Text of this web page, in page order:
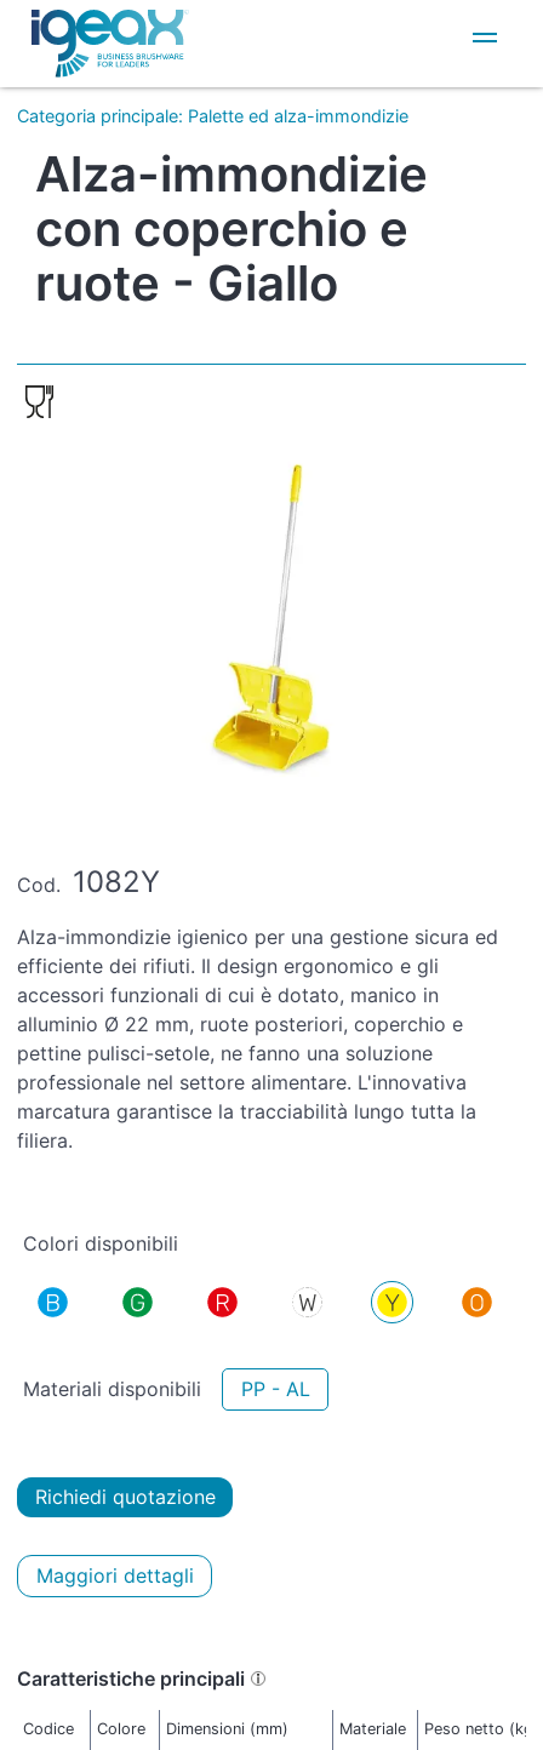
IT
EN
Categoria principale: Palette ed alza-immondizie
Alza-immondizie
con coperchio e
ruote - Giallo
Cod. 1082Y
Alza-immondizie igienico per una gestione sicura ed
efficiente dei rifiuti. Il design ergonomico e gli
accessori funzionali di cui è dotato, manico in
alluminio Ø 22 mm, ruote posteriori, coperchio e
pettine pulisci-setole, ne fanno una soluzione
professionale nel settore alimentare. L'innovativa
marcatura garantisce la tracciabilità lungo tutta la
filiera.
Colori disponibili
Materiali disponibili PP - AL
Richiedi quotazione
Maggiori dettagli
Caratteristiche principali
Codice Colore Dimensioni (mm) Materiale Peso netto (kg)